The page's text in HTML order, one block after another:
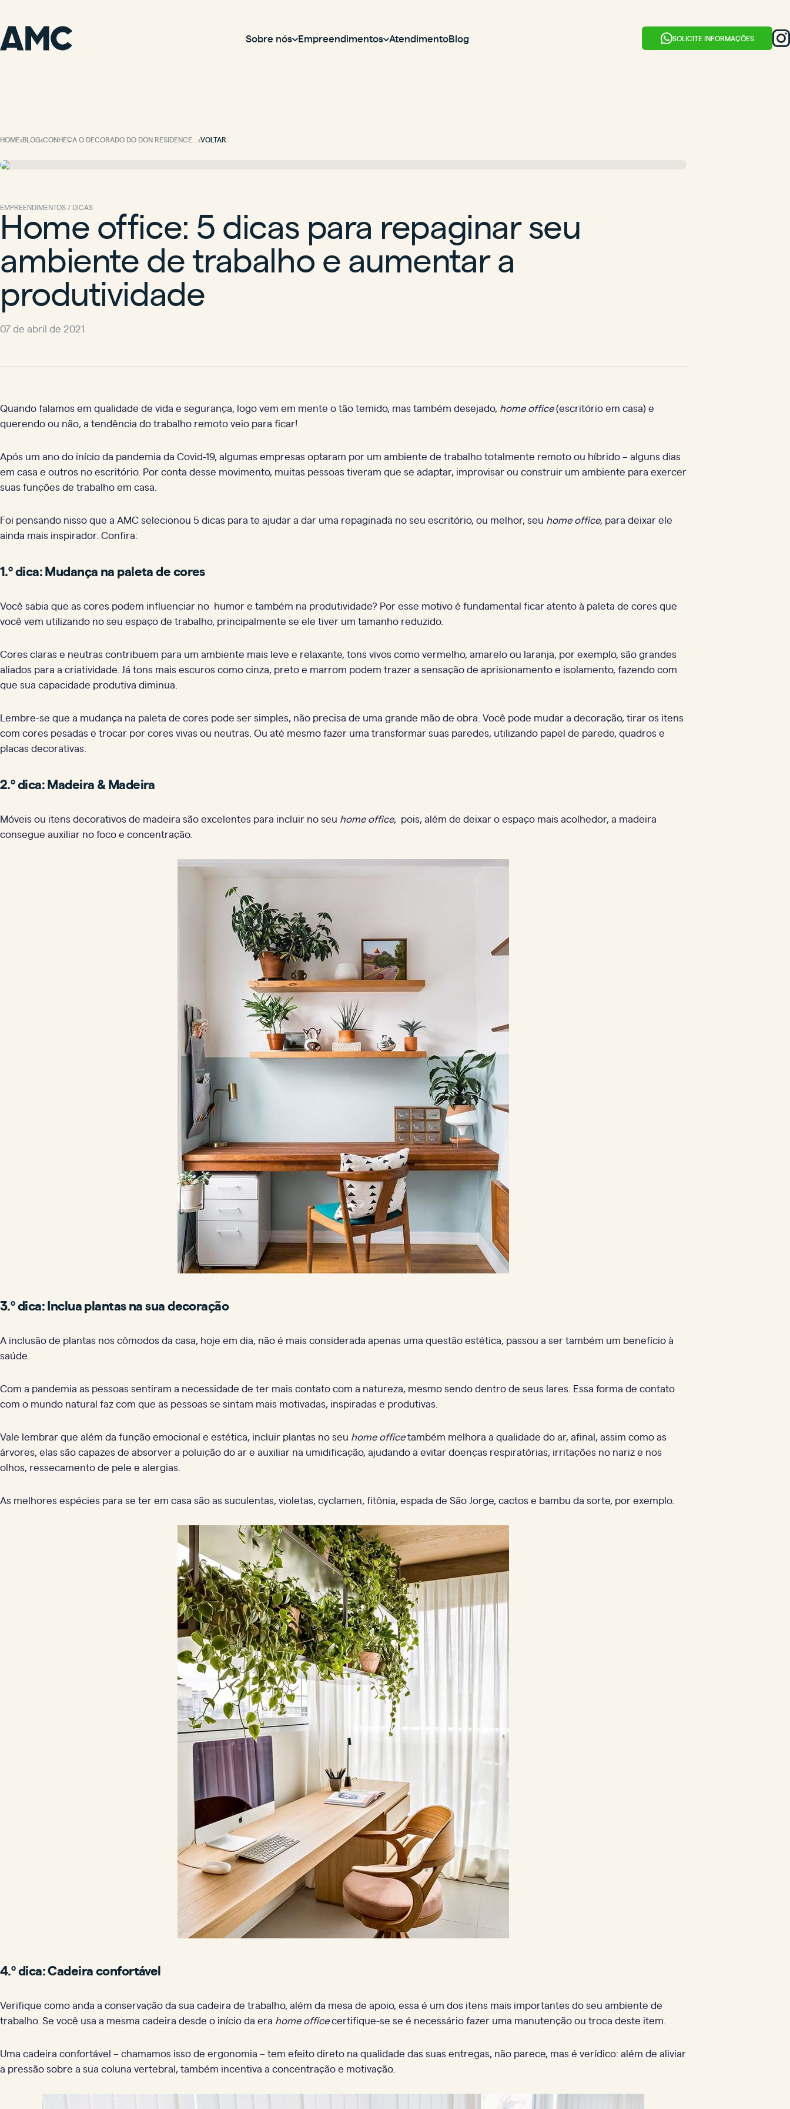
Sobre nós Empreendimentos AtendimentoBlog SOLICITE INFORMAÇÕES
HOME BLOG CONHEÇA O DECORADO DO DON RESIDENCE! O APARTAMENTO DE 3 SUÍTES DOS SEUS SONHOS. VOLTAR
Home office: 5 dicas para repaginar seu
ambiente de trabalho e aumentar a
produtividade
EMPREENDIMENTOS / DICAS
07 de abril de 2021
Quando falamos em qualidade de vida e segurança, logo vem em mente o tão temido, mas também desejado, home office(escritório em casa) e
querendo ou não,a tendência do trabalho remoto veio para ficar!
Após um ano do início da pandemia da Covid-19, algumas empresas optaram por um ambiente de trabalho totalmente remoto ou híbrido – alguns dias
em casa e outros no escritório. Por conta desse movimento, muitas pessoas tiveram que se adaptar, improvisar ou construir um ambiente para exercer
suas funções de trabalho em casa.
Foi pensando nisso que a AMC selecionou 5 dicas para te ajudar a dar uma repaginada no seu escritório, ou melhor, seu home office, para deixar ele
ainda mais inspirador. Confira:
1.º dica: Mudança na paleta de cores
Você sabia que as cores podem influenciar no humor e também na produtividade? Por esse motivo é fundamental ficar atento à paleta de cores que
você vem utilizando no seu espaço de trabalho, principalmente se ele tiver um tamanho reduzido.
Cores claras e neutras contribuem para um ambiente mais leve e relaxante, tons vivos como vermelho, amarelo ou laranja, por exemplo, são grandes
aliados para a criatividade. Já tons mais escuros como cinza, preto e marrom podem trazer a sensação de aprisionamento e isolamento, fazendo com
que sua capacidade produtiva diminua.
Lembre-se que a mudança na paleta de cores pode ser simples, não precisa de uma grande mão de obra. Você pode mudar a decoração, tirar os itens
com cores pesadas e trocar por cores vivas ou neutras. Ou até mesmo fazer uma transformar suas paredes, utilizando papel de parede, quadros e
placas decorativas.
2.º dica:Madeira & Madeira
Móveis ou itens decorativos de madeira são excelentes para incluir no seu home office, pois, além de deixar o espaço mais acolhedor, a madeira
consegue auxiliar no foco e concentração.
3.º dica: Inclua plantas na sua decoração
A inclusão de plantas nos cômodos da casa, hoje em dia, não é mais considerada apenas uma questão estética, passou a ser também um benefício à
saúde.
Com a pandemia as pessoas sentiram a necessidade de ter mais contato com a natureza, mesmo sendo dentro de seus lares. Essa forma de contato
com o mundo natural faz com que as pessoas se sintam mais motivadas, inspiradas e produtivas.
Vale lembrar que além da função emocional e estética, incluir plantas no seu home officetambém melhora a qualidade do ar, afinal, assim como as
árvores, elas são capazes de absorver a poluição do ar e auxiliar na umidificação, ajudando a evitar doenças respiratórias, irritações no nariz e nos
olhos, ressecamento de pele e alergias.
As melhores espécies para se ter em casa são as suculentas, violetas, cyclamen, fitônia, espada de São Jorge, cactos e bambu da sorte, por exemplo.
4.º dica: Cadeira confortável
Verifique como anda a conservação da sua cadeira de trabalho, além da mesa de apoio, essa é um dos itens mais importantes do seu ambiente de
trabalho. Se você usa a mesma cadeira desde o início da era home officecertifique-se se é necessário fazer uma manutenção ou troca deste item.
Uma cadeira confortável – chamamos isso de ergonomia – tem efeito direto na qualidade das suas entregas, não parece, mas é verídico: além de aliviar
a pressão sobre a sua coluna vertebral, também incentiva a concentração e motivação.